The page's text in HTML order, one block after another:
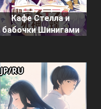
Кафе Стелла и
бабочки Шинигами
JP/RU